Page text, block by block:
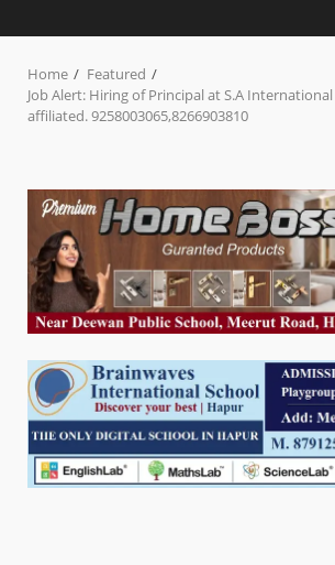
Home
Featured
Job Alert: Hiring of Principal at S.A International
affiliated. 9258003065,8266903810